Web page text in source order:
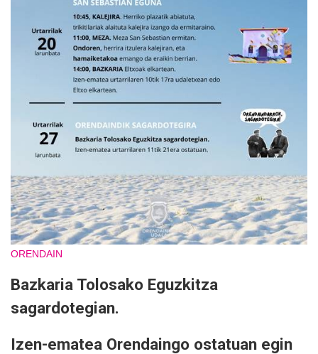
ORENDAIN
Bazkaria Tolosako Eguzkitza
sagardotegian.
Izen-ematea Orendaingo ostatuan egin